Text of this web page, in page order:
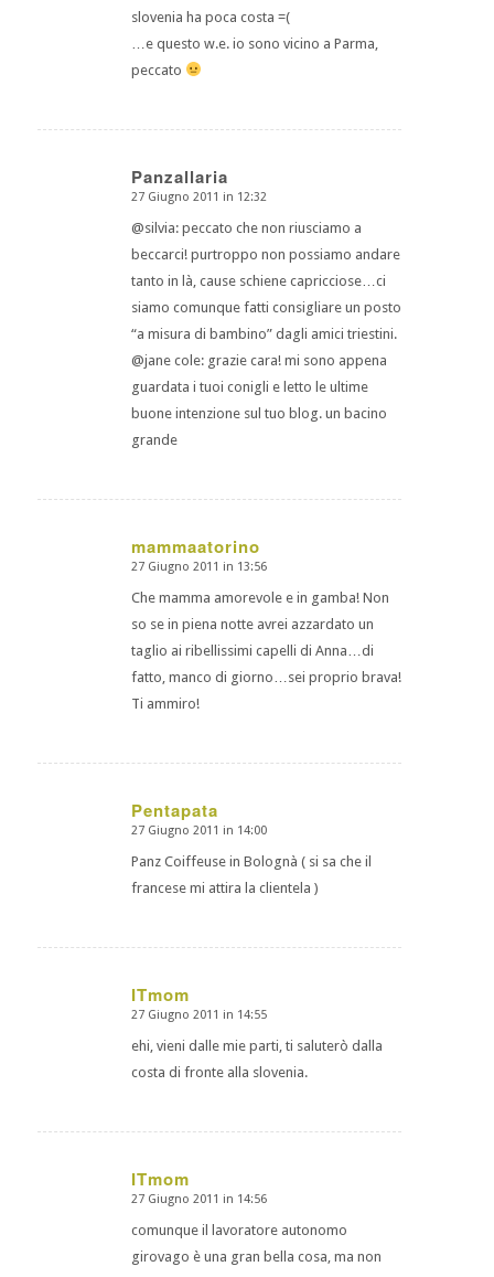
slovenia ha poca costa =(
…e questo w.e. io sono vicino a Parma,
peccato
Panzallaria
dice:
27 Giugno 2011 in 12:32
@silvia: peccato che non riusciamo a
beccarci! purtroppo non possiamo andare
tanto in là, cause schiene capricciose…ci
siamo comunque fatti consigliare un posto
“a misura di bambino” dagli amici triestini.
@jane cole: grazie cara! mi sono appena
guardata i tuoi conigli e letto le ultime
buone intenzione sul tuo blog. un bacino
grande
mammaatorino
dice:
27 Giugno 2011 in 13:56
Che mamma amorevole e in gamba! Non
so se in piena notte avrei azzardato un
taglio ai ribellissimi capelli di Anna…di
fatto, manco di giorno…sei proprio brava!
Ti ammiro!
Pentapata
dice:
27 Giugno 2011 in 14:00
Panz Coiffeuse in Bolognà ( si sa che il
francese mi attira la clientela )
ITmom
dice:
27 Giugno 2011 in 14:55
ehi, vieni dalle mie parti, ti saluterò dalla
costa di fronte alla slovenia.
ITmom
dice:
27 Giugno 2011 in 14:56
comunque il lavoratore autonomo
girovago è una gran bella cosa, ma non